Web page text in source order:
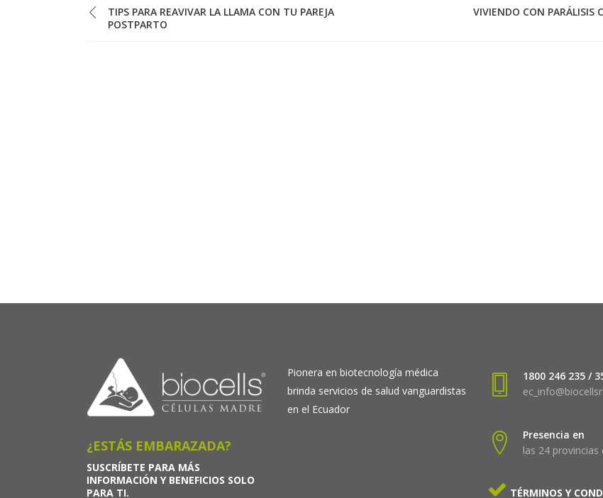
TIPS PARA REAVIVAR LA LLAMA CON TU PAREJA
POSTPARTO
VIVIENDO CON PARÁLISIS
¿ESTÁS EMBARAZADA?
SUSCRÍBETE PARA MÁS
INFORMACIÓN Y BENEFICIOS SOLO
PARA TI.
Pionera en biotecnología médica
brinda servicios de salud vanguardistas
en el Ecuador
1800 246 235 /
Presencia en
las 24 provincias
TÉRMINOS Y